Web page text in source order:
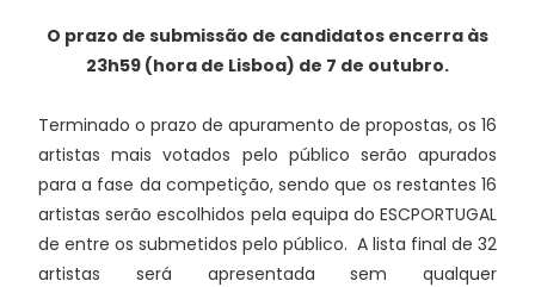
O prazo de submissão de candidatos encerra às
23h59 (hora de Lisboa) de 7 de outubro.
Terminado o prazo de apuramento de propostas, os 16
artistas mais votados pelo público serão apurados
para a fase da competição, sendo que os restantes 16
artistas serão escolhidos pela equipa do ESCPORTUGAL
de entre os submetidos pelo público. A lista final de 32
artistas será apresentada sem qualquer